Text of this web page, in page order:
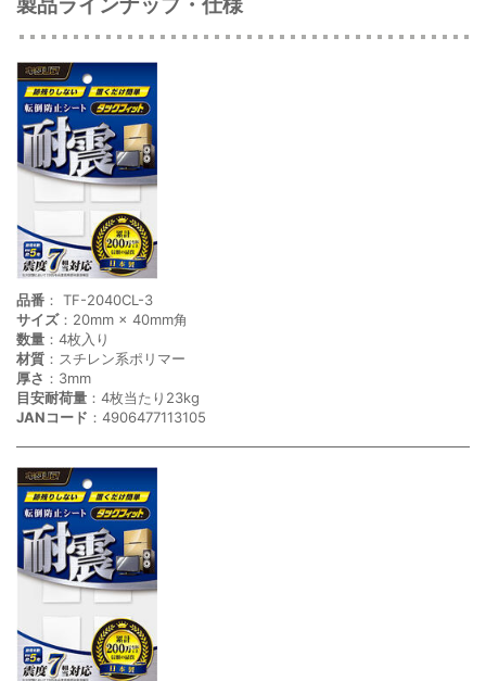
品番 ： TF-2040CL-3
サイズ：20mm × 40mm角
数量 ：4枚入り
材質 ：スチレン系ポリマー
厚さ ：3mm
目安耐荷量 ：4枚当たり23kg
JANコード ：4906477113105